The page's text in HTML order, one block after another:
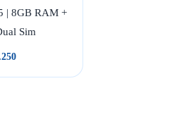
| 8GB RAM +
Sim